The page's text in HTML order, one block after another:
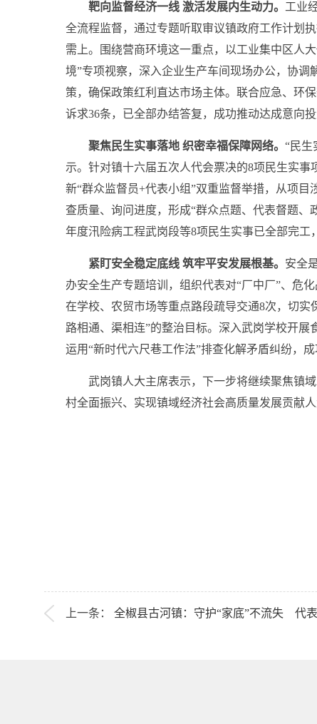
靶向监督经济一线 激活发展内生动力。 工业
全流程监督，通过专题听取审议镇政府工作计划
需上。围绕营商环境这一重点，以工业集中区人
境”专项视察，深入企业生产车间现场办公，协调
策，确保政策红利直达市场主体。联合应急、环
诉求36条，已全部办结答复，成功推动达成意向
聚焦民生实事落地 织密幸福保障网络。 “民生
示。针对镇十六届五次人代会票决的8项民生实
新“群众监督员+代表小组”双重监督举措，从项
查质量、询问进度，形成“群众点题、代表督题
年度汛险病工程武岗段等8项民生实事已全部完工
紧盯安全稳定底线 筑牢平安发展根基。 安全
办安全生产专题培训，组织代表对“厂中厂”、危
在学校、农贸市场等重点路段疏导交通8次，切实
路相通、渠相连”的整治目标。深入武岗学校开展
运用“新时代六尺巷工作法”排查化解矛盾纠纷，
武岗镇人大主席表示，下一步将继续聚焦镇
村全面振兴、实现镇域经济社会高质量发展贡献人
上一条： 全椒县古河镇：守护“家底”不流失 代